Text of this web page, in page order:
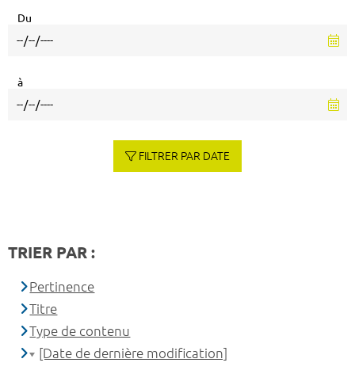
Du
à
FILTRER PAR DATE
TRIER PAR :
Pertinence
Titre
Type de contenu
[Date de dernière modification]